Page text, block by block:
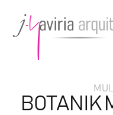
BOTANIK